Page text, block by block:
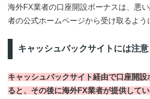
海外FX業者の口座開設ボーナスは、悪
者の公式ホームページから受け取るよう
キャッシュバックサイトには注意
キャッシュバックサイト経由で口座開設
ると、その後に海外FX業者が提供して